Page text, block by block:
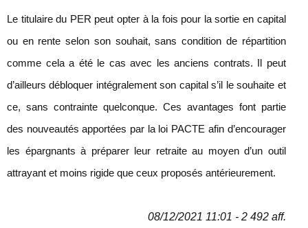
Le titulaire du PER peut opter à la fois pour la sortie en capital
ou en rente selon son souhait, sans condition de répartition
comme cela a été le cas avec les anciens contrats. Il peut
d’ailleurs débloquer intégralement son capital s’il le souhaite et
ce, sans contrainte quelconque. Ces avantages font partie
des nouveautés apportées par la loi PACTE afin d’encourager
les épargnants à préparer leur retraite au moyen d’un outil
attrayant et moins rigide que ceux proposés antérieurement.
08/12/2021 11:01 - 2 492 aff.